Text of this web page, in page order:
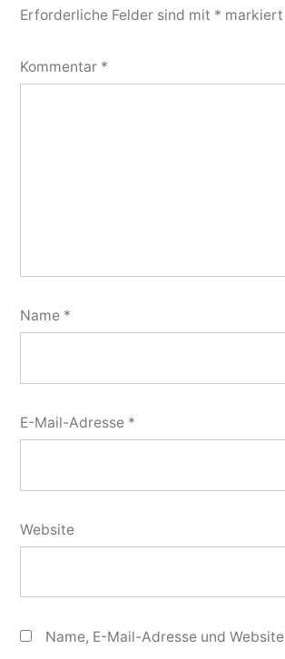
Erforderliche Felder sind mit * markiert
Kommentar *
Name *
E-Mail-Adresse *
Website
Name, E-Mail-Adresse und